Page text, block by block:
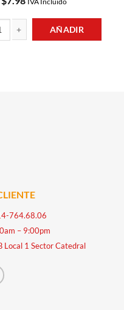
AÑADIR
764.68.06
– 9:00pm
Local 1 Sector Catedral